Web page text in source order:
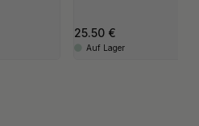
25.50
Auf Lager